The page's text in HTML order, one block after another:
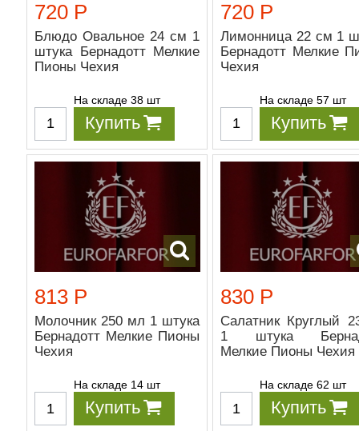
720 Р
Блюдо Овальное 24 см 1
штука Бернадотт Мелкие
Пионы Чехия
На складе 38 шт
Купить
720 Р
Лимонница 22 см 1
Бернадотт Мелкие
Чехия
На складе 57 шт
Купить
813 Р
Молочник 250 мл 1 штука
Бернадотт Мелкие Пионы
Чехия
На складе 14 шт
Купить
830 Р
Салатник Круглый
1 штука
Мелкие Пионы Чехия
На складе 62 шт
Купить